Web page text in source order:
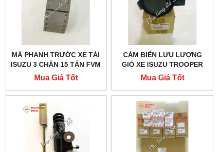
MÁ PHANH TRƯỚC XE TẢI
ISUZU 3 CHÂN 15 TẤN FVM
CẢ XƯƠNG - 1471703160
Mua Giá Tốt
CẢM BIẾN LƯU LƯỢNG
GIÓ XE ISUZU TROOPER
CHÍNH HÃNG - 8251668461
Mua Giá Tốt